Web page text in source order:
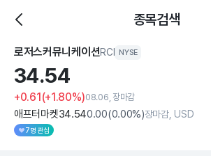
종목검색
로저스커뮤니케이션RCI NYSE
34.54
+0.61(+1.80%)08.06, 장마감
애프터마켓34.540.00(0.00%)장마감, USD
7명 관심